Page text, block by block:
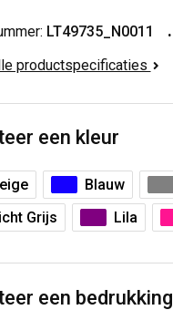
LT49735_N0011
productspecificaties
een kleur
Blauw
Grijs
Lila
een bedrukking